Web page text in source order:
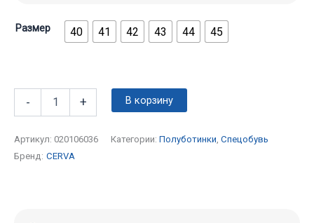
Размер 40 41 42 43 44 45
- + В корзину
Артикул: 020106036 Категории: Полуботинки Спецобувь
Бренд: CERVA